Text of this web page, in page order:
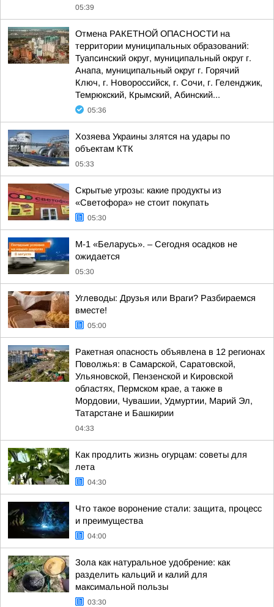
05:39
Отмена РАКЕТНОЙ ОПАСНОСТИ на
территории муниципальных образований:
Туапсинский округ, муниципальный округ г.
Анапа, муниципальный округ г. Горячий
Ключ, г. Новороссийск, г. Сочи, г. Геленджик,
Темрюкский, Крымский, Абинский...
05:36
Хозяева Украины злятся на удары по
объектам КТК
05:33
Скрытые угрозы: какие продукты из
«Светофора» не стоит покупать
05:30
М-1 «Беларусь». – Сегодня осадков не
ожидается
05:30
Углеводы: Друзья или Враги? Разбираемся
вместе!
05:00
Ракетная опасность объявлена в 12 регионах
Поволжья: в Самарской, Саратовской,
Ульяновской, Пензенской и Кировской
областях, Пермском крае, а также в
Мордовии, Чувашии, Удмуртии, Марий Эл,
Татарстане и Башкирии
04:33
Как продлить жизнь огурцам: советы для
лета
04:30
Что такое воронение стали: защита, процесс
и преимущества
04:00
Зола как натуральное удобрение: как
разделить кальций и калий для
максимальной пользы
03:30